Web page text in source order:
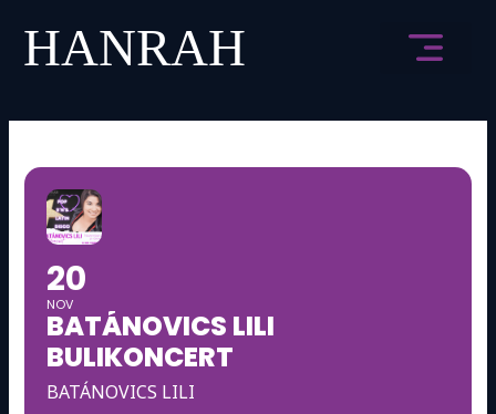
content
20
NOV
BATÁNOVICS LILI
BULIKONCERT
BATÁNOVICS LILI